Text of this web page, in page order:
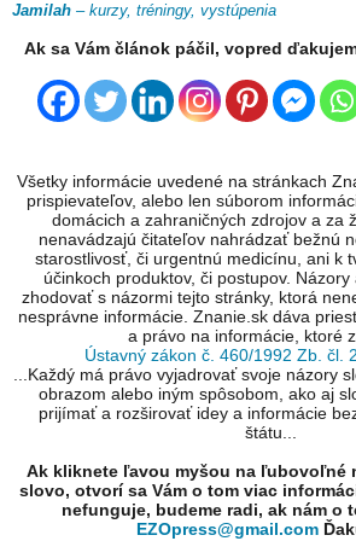
Jamilah – kurzy, tréningy, vystúpenia
Ak sa Vám článok páčil, vopred
Všetky informácie uvedené na stránkach
prispievateľov, alebo len súborom
domácich a zahraničných zdrojov a za
nenavádzajú čitateľov nahrádzať bežnú
starostlivosť, či urgentnú medicínu, ani k
účinkoch produktov, či postupov.
zhodovať s názormi tejto stránky, ktorá
nesprávne informácie. Znanie.sk dáva
a právo na informácie, ktoré
Ústavný zákon č. 460/1992 Zb. čl.
...Každý má právo vyjadrovať svoje názory
obrazom alebo iným spôsobom, ako aj
prijímať a rozširovať idey a informácie
štátu...
Ak kliknete ľavou myšou na ľubovoľné
slovo, otvorí sa Vám o tom viac
nefunguje, budeme radi, ak nám o
EZOpress@gmail.com